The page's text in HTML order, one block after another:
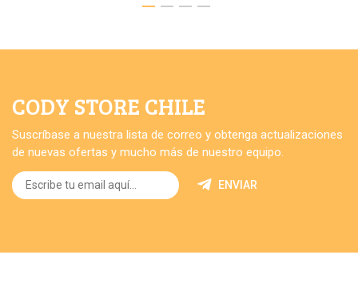
CODY STORE CHILE
Suscríbase a nuestra lista de correo y obtenga actualizaciones
de nuevas ofertas y mucho más de nuestro equipo.
ENVIAR